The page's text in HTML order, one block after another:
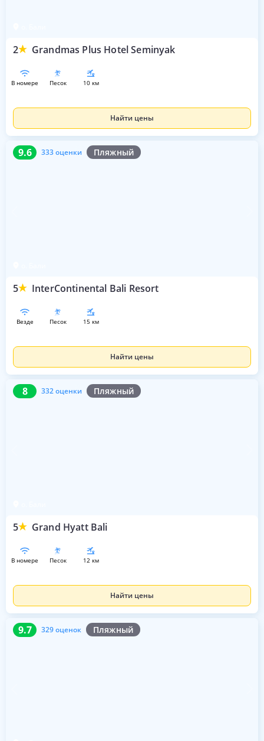
2 Grandmas Plus Hotel Seminyak
в номере песок 10 км
Найти цены
9.6 333 оценки Пляжный
5 InterContinental Bali Resort
9.6 333 оценки
везде песок 15 км
Найти цены
8 332 оценки Пляжный
5 Grand Hyatt Bali
8 332 оценки
в номере песок 12 км
Найти цены
9.7 329 оценок Пляжный
9.7 329 оценок